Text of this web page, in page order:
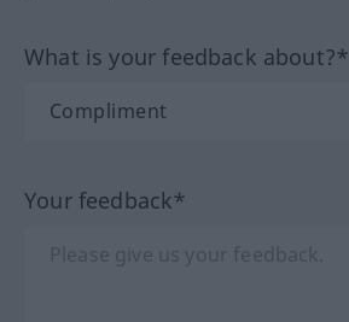
What is your feedback about?*
Your feedback*